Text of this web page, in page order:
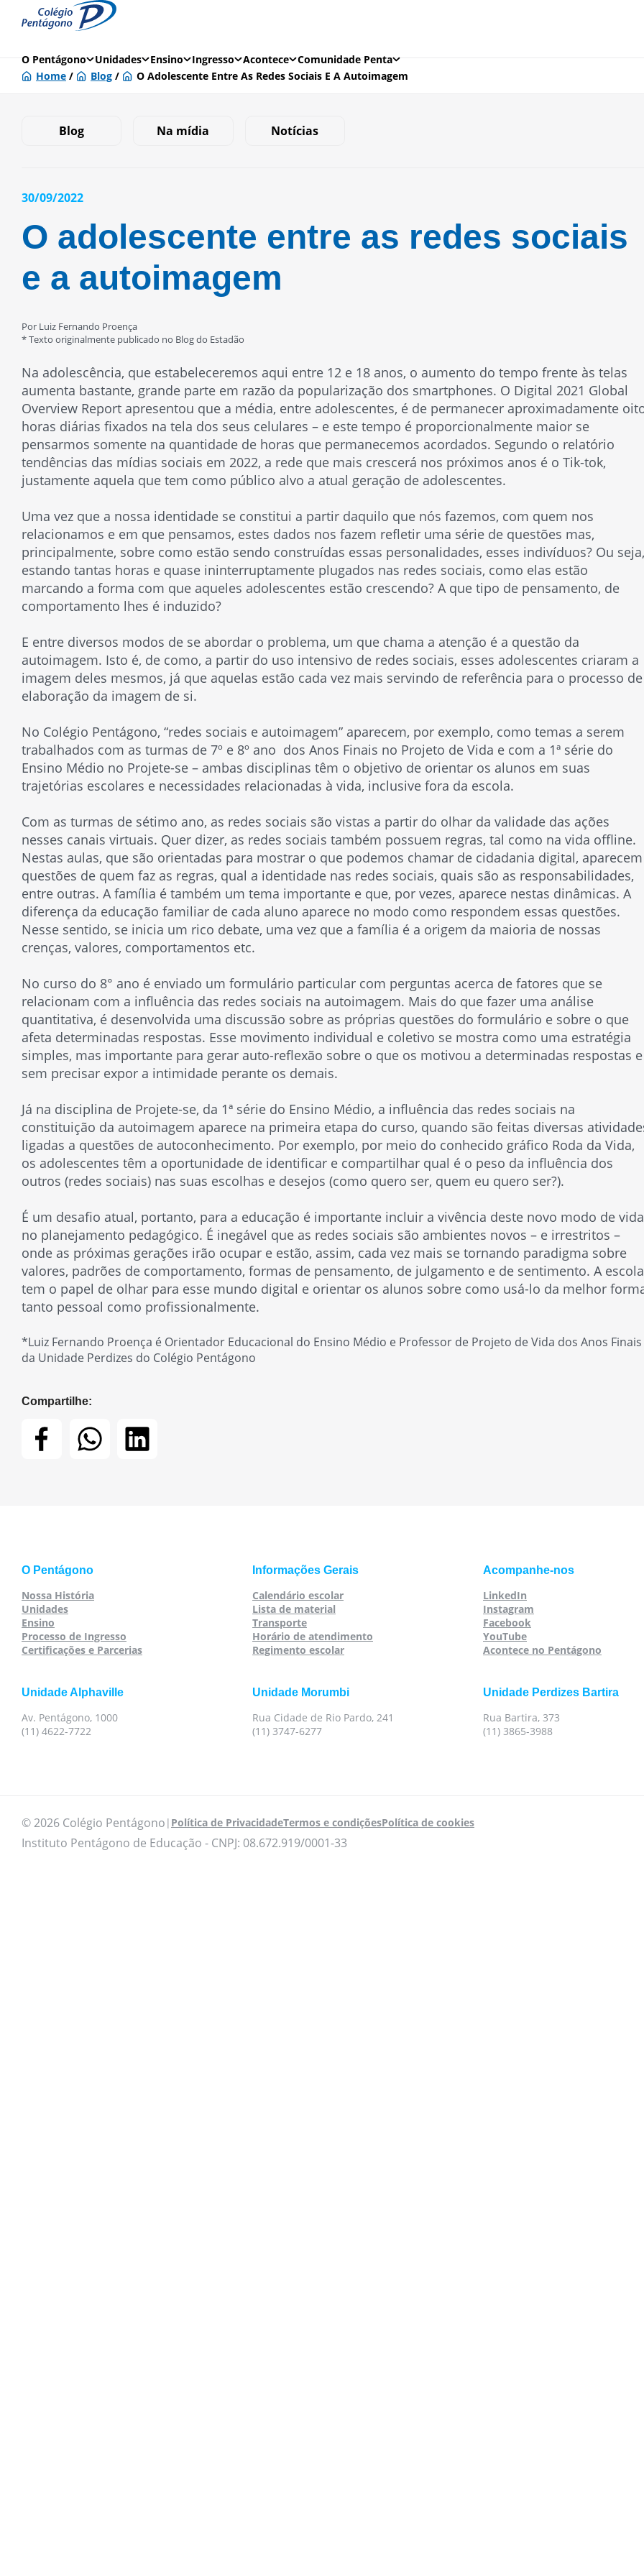
O Pentágono Unidades Ensino Ingresso Acontece
Comunidade Penta
Home / Blog / O Adolescente Entre As Redes Sociais E A Autoimagem
Blog Na mídia Notícias
30/09/2022
O adolescente entre as redes sociais
e a autoimagem
Por Luiz Fernando Proença
* Texto originalmente publicado no Blog do Estadão
Na adolescência, que estabeleceremos aqui entre 12 e 18 anos, o aumento do tempo frente às telas
aumenta bastante, grande parte em razão da popularização dos smartphones. O Digital 2021 Global
Overview Report apresentou que a média, entre adolescentes, é de permanecer aproximadamente
horas diárias fixados na tela dos seus celulares – e este tempo é proporcionalmente maior se
pensarmos somente na quantidade de horas que permanecemos acordados. Segundo o relatório
tendências das mídias sociais em 2022, a rede que mais crescerá nos próximos anos é o Tik-tok,
justamente aquela que tem como público alvo a atual geração de adolescentes.
Uma vez que a nossa identidade se constitui a partir daquilo que nós fazemos, com quem nos
relacionamos e em que pensamos, estes dados nos fazem refletir uma série de questões mas,
principalmente, sobre como estão sendo construídas essas personalidades, esses indivíduos? Ou seja,
estando tantas horas e quase ininterruptamente plugados nas redes sociais, como elas estão
marcando a forma com que aqueles adolescentes estão crescendo? A que tipo de pensamento, de
comportamento lhes é induzido?
E entre diversos modos de se abordar o problema, um que chama a atenção é a questão da
autoimagem. Isto é, de como, a partir do uso intensivo de redes sociais, esses adolescentes criaram a
imagem deles mesmos, já que aquelas estão cada vez mais servindo de referência para o processo de
elaboração da imagem de si.
No Colégio Pentágono, “redes sociais e autoimagem” aparecem, por exemplo, como temas a serem
trabalhados com as turmas de 7º e 8º ano dos Anos Finais no Projeto de Vida e com a 1ª série do
Ensino Médio no Projete-se – ambas disciplinas têm o objetivo de orientar os alunos em suas
trajetórias escolares e necessidades relacionadas à vida, inclusive fora da escola.
Com as turmas de sétimo ano, as redes sociais são vistas a partir do olhar da validade das ações
nesses canais virtuais. Quer dizer, as redes sociais também possuem regras, tal como na vida offline.
Nestas aulas, que são orientadas para mostrar o que podemos chamar de cidadania digital, aparecem
questões de quem faz as regras, qual a identidade nas redes sociais, quais são as responsabilidades,
entre outras. A família é também um tema importante e que, por vezes, aparece nestas dinâmicas. A
diferença da educação familiar de cada aluno aparece no modo como respondem essas questões.
Nesse sentido, se inicia um rico debate, uma vez que a família é a origem da maioria de nossas
crenças, valores, comportamentos etc.
No curso do 8° ano é enviado um formulário particular com perguntas acerca de fatores que se
relacionam com a influência das redes sociais na autoimagem. Mais do que fazer uma análise
quantitativa, é desenvolvida uma discussão sobre as próprias questões do formulário e sobre o que
afeta determinadas respostas. Esse movimento individual e coletivo se mostra como uma estratégia
simples, mas importante para gerar auto-reflexão sobre o que os motivou a determinadas respostas e
sem precisar expor a intimidade perante os demais.
Já na disciplina de Projete-se, da 1ª série do Ensino Médio, a influência das redes sociais na
constituição da autoimagem aparece na primeira etapa do curso, quando são feitas diversas
ligadas a questões de autoconhecimento. Por exemplo, por meio do conhecido gráfico Roda da Vida,
os adolescentes têm a oportunidade de identificar e compartilhar qual é o peso da influência dos
outros (redes sociais) nas suas escolhas e desejos (como quero ser, quem eu quero ser?).
É um desafio atual, portanto, para a educação é importante incluir a vivência deste novo modo de vida
no planejamento pedagógico. É inegável que as redes sociais são ambientes novos – e irrestritos –
onde as próximas gerações irão ocupar e estão, assim, cada vez mais se tornando paradigma sobre
valores, padrões de comportamento, formas de pensamento, de julgamento e de sentimento. A escola
tem o papel de olhar para esse mundo digital e orientar os alunos sobre como usá-lo da melhor
tanto pessoal como profissionalmente.
*Luiz Fernando Proença é Orientador Educacional do Ensino Médio e Professor de Projeto de Vida dos Anos Finais
da Unidade Perdizes do Colégio Pentágono
Compartilhe:
O Pentágono
Nossa História
Unidades
Ensino
Processo de Ingresso
Certificações e Parcerias
Informações Gerais
Calendário escolar
Lista de material
Transporte
Horário de atendimento
Regimento escolar
Acompanhe-nos
LinkedIn
Instagram
Facebook
YouTube
Acontece no Pentágono
Unidade Alphaville
Av. Pentágono, 1000
(11) 4622-7722
Unidade Morumbi
Rua Cidade de Rio Pardo, 241
(11) 3747-6277
Unidade Perdizes Bartira
Rua Bartira, 373
(11) 3865-3988
© 2026 Colégio Pentágono | Política de PrivacidadeTermos e condiçõesPolítica de cookies
Instituto Pentágono de Educação - CNPJ: 08.672.919/0001-33